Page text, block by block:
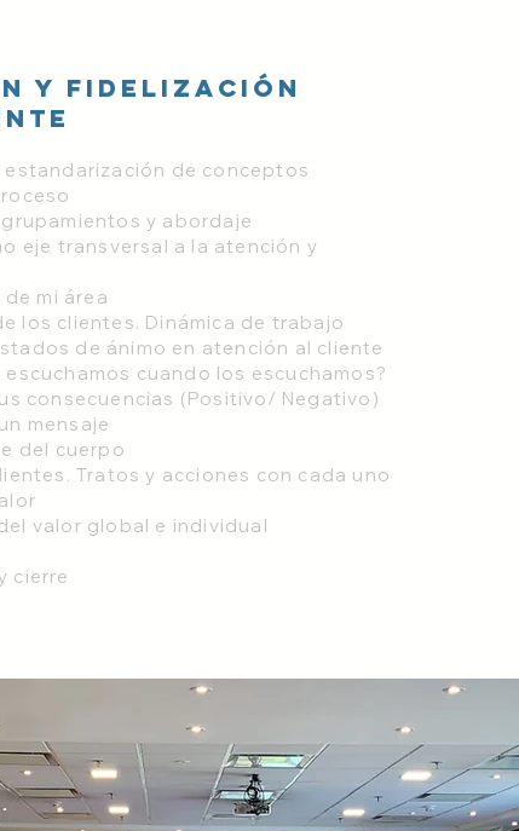
y fidelización
de conceptos
y abordaje
eje transversal a la atención y
mi área
los clientes. Dinámica de trabajo
de ánimo en atención al cliente
escuchamos cuando los escuchamos?
consecuencias (Positivo/ Negativo)
mensaje
del cuerpo
Tratos y acciones con cada uno
valor global e individual
cierre